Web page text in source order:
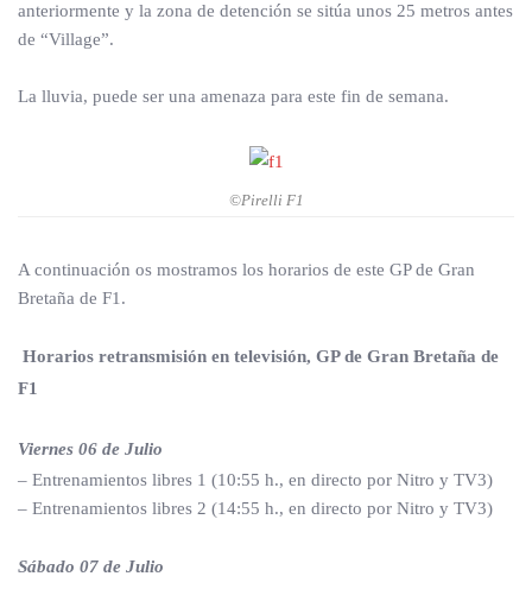
anteriormente y la zona de detención se sitúa unos 25 metros antes
de “Village”.
La lluvia, puede ser una amenaza para este fin de semana.
©Pirelli F1
A continuación os mostramos los horarios de este GP de Gran
Bretaña de F1.
Horarios retransmisión en televisión, GP de Gran Bretaña de
F1
Viernes 06 de Julio
– Entrenamientos libres 1 (10:55 h., en directo por Nitro y TV3)
– Entrenamientos libres 2 (14:55 h., en directo por Nitro y TV3)
Sábado 07 de Julio